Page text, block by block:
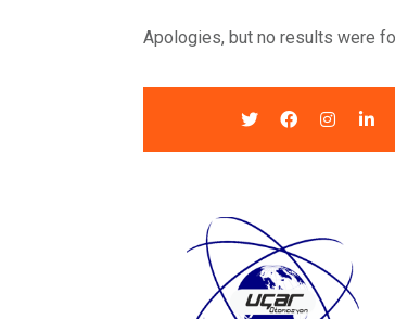
Apologies, but no results were